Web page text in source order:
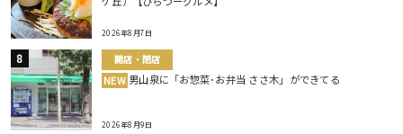
2026年8月7日
開店・閉店
NEW 男山泉に「お惣菜･お弁当 ささ木」ができてる
2026年8月9日